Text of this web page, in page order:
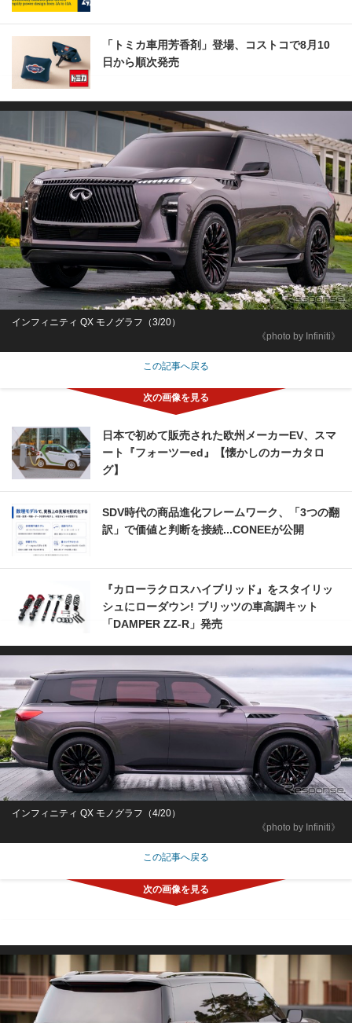
「トミカ車用芳香剤」登場、コストコで8月10
日から順次発売
《photo by Infiniti》
インフィニティ QX モノグラフ（3/20）
この記事へ戻る
日本で初めて販売された欧州メーカーEV、スマ
ート『フォーツーed』【懐かしのカーカタロ
グ】
SDV時代の商品進化フレームワーク、「3つの翻
訳」で価値と判断を接続...CONEEが公開
『カローラクロスハイブリッド』をスタイリッ
シュにローダウン! ブリッツの車高調キット
「DAMPER ZZ-R」発売
《photo by Infiniti》
インフィニティ QX モノグラフ（4/20）
この記事へ戻る